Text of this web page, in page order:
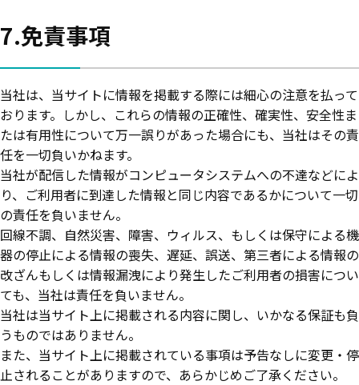
7.免責事項
当社は、当サイトに情報を掲載する際には細心の注意を払って
おります。しかし、これらの情報の正確性、確実性、安全性ま
たは有用性について万一誤りがあった場合にも、当社はその責
任を一切負いかねます。
当社が配信した情報がコンピュータシステムへの不達などによ
り、ご利用者に到達した情報と同じ内容であるかについて一切
の責任を負いません。
回線不調、自然災害、障害、ウィルス、もしくは保守による機
器の停止による情報の喪失、遅延、誤送、第三者による情報の
改ざんもしくは情報漏洩により発生したご利用者の損害につい
ても、当社は責任を負いません。
当社は当サイト上に掲載される内容に関し、いかなる保証も負
うものではありません。
また、当サイト上に掲載されている事項は予告なしに変更・停
止されることがありますので、あらかじめご了承ください。